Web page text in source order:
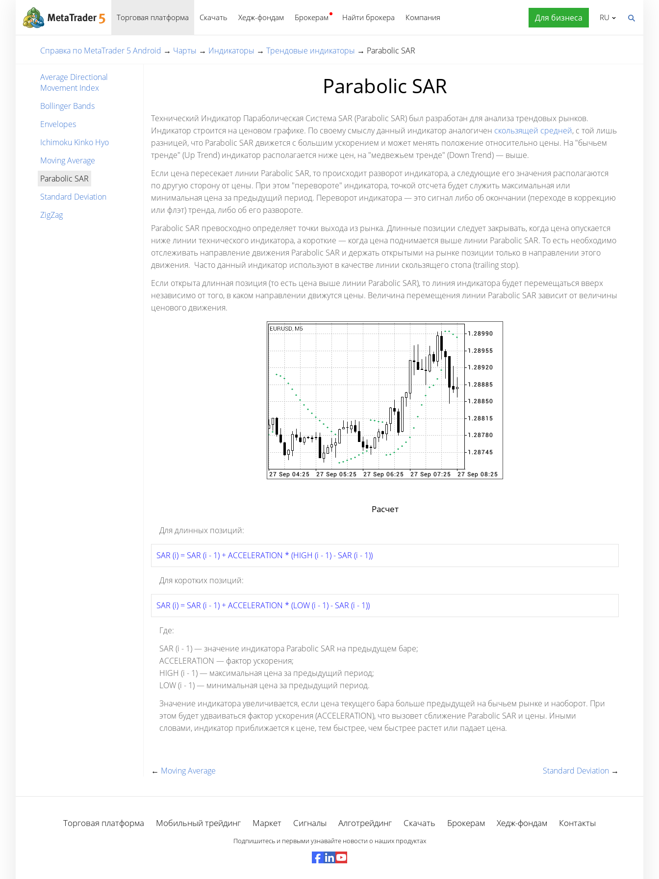
Торговая платформа Скачать Хедж-фондам Брокерам Найти брокера Компания Для бизнеса
Русский RU
Справка по MetaTrader 5 Android → Чарты → Индикаторы → Трендовые индикаторы → Parabolic SAR
Average Directional
Movement Index
Bollinger Bands
Envelopes
Ichimoku Kinko Hyo
Moving Average
Parabolic SAR
Standard Deviation
ZigZag
Parabolic SAR
Технический Индикатор Параболическая Система SAR (Parabolic SAR) был разработан для анализа трендовых рынков.
Индикатор строится на ценовом графике. По своему смыслу данный индикатор аналогичен скользящей средней, с той лишь
разницей, что Parabolic SAR движется с большим ускорением и может менять положение относительно цены. На "бычьем
тренде" (Up Trend) индикатор располагается ниже цен, на "медвежьем тренде" (Down Trend) — выше.
Если цена пересекает линии Parabolic SAR, то происходит разворот индикатора, а следующие его значения располагаются
по другую сторону от цены. При этом "перевороте" индикатора, точкой отсчета будет служить максимальная или
минимальная цена за предыдущий период. Переворот индикатора — это сигнал либо об окончании (переходе в коррекцию
или флэт) тренда, либо об его развороте.
Parabolic SAR превосходно определяет точки выхода из рынка. Длинные позиции следует закрывать, когда цена опускается
ниже линии технического индикатора, а короткие — когда цена поднимается выше линии Parabolic SAR. То есть необходимо
отслеживать направление движения Parabolic SAR и держать открытыми на рынке позиции только в направлении этого
движения. Часто данный индикатор используют в качестве линии скользящего стопа (trailing stop).
Если открыта длинная позиция (то есть цена выше линии Parabolic SAR), то линия индикатора будет перемещаться вверх
независимо от того, в каком направлении движутся цены. Величина перемещения линии Parabolic SAR зависит от величины
ценового движения.
Расчет
Для длинных позиций:
SAR (i) = SAR (i - 1) + ACCELERATION * (HIGH (i - 1) - SAR (i - 1))
Для коротких позиций:
SAR (i) = SAR (i - 1) + ACCELERATION * (LOW (i - 1) - SAR (i - 1))
Где:
SAR (i - 1) — значение индикатора Parabolic SAR на предыдущем баре;
ACCELERATION — фактор ускорения;
HIGH (i - 1) — максимальная цена за предыдущий период;
LOW (i - 1) — минимальная цена за предыдущий период.
Значение индикатора увеличивается, если цена текущего бара больше предыдущей на бычьем рынке и наоборот. При
этом будет удваиваться фактор ускорения (ACCELERATION), что вызовет сближение Parabolic SAR и цены. Иными
словами, индикатор приближается к цене, тем быстрее, чем быстрее растет или падает цена.
← Moving Average Standard Deviation →
Торговая платформа Мобильный трейдинг Маркет Сигналы Алготрейдинг Скачать Брокерам Хедж-фондам Контакты
Подпишитесь и первыми узнавайте новости о наших продуктах